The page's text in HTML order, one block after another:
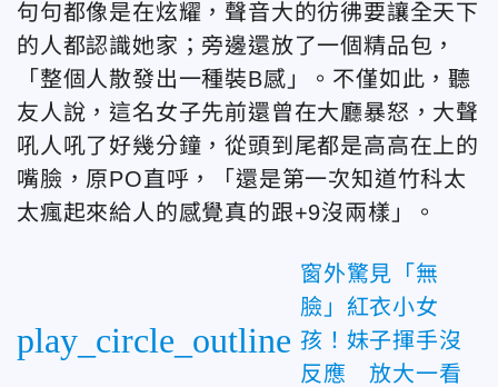
句句都像是在炫耀，聲音大的彷彿要讓全天下
的人都認識她家；旁邊還放了一個精品包，
「整個人散發出一種裝B感」。不僅如此，聽
友人說，這名女子先前還曾在大廳暴怒，大聲
吼人吼了好幾分鐘，從頭到尾都是高高在上的
嘴臉，原PO直呼，「還是第一次知道竹科太
太瘋起來給人的感覺真的跟+9沒兩樣」。
play_circle_outline
窗外驚見「無
臉」紅衣小女
孩！妹子揮手沒
反應 放大一看